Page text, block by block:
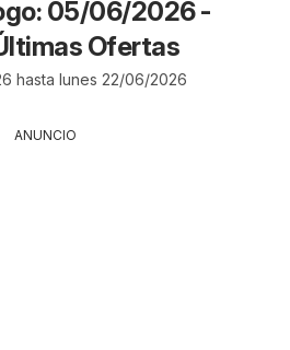
05/06/2026 -
Ofertas
hasta lunes 22/06/2026
ANUNCIO